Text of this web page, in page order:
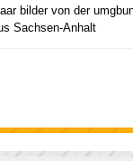
bilder von der
Sachsen-Anhalt